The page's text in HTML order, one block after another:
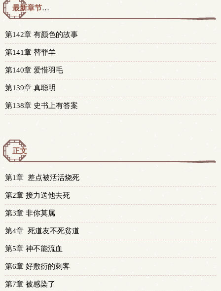
最新章节预览 更新时间：2026-05-30T17:26:00
第142章 有颜色的故事
第141章 替罪羊
第140章 爱惜羽毛
第139章 真聪明
第138章 史书上有答案
正文
第1章 差点被活活烧死
第2章 接力送他去死
第3章 非你莫属
第4章 死道友不死贫道
第5章 神不能流血
第6章 好敷衍的刺客
第7章 被感染了